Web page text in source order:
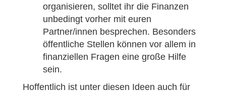
organisieren, solltet ihr die Finanzen
unbedingt vorher mit euren
Partner/innen besprechen. Besonders
öffentliche Stellen können vor allem in
finanziellen Fragen eine große Hilfe
sein.
Hoffentlich ist unter diesen Ideen auch für